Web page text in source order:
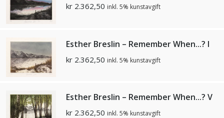
kr 2.362,50 inkl. 5% kunstavgift
Esther Breslin – Remember When...? I
kr 2.362,50 inkl. 5% kunstavgift
Esther Breslin – Remember When...? V
kr 2.362,50 inkl. 5% kunstavgift